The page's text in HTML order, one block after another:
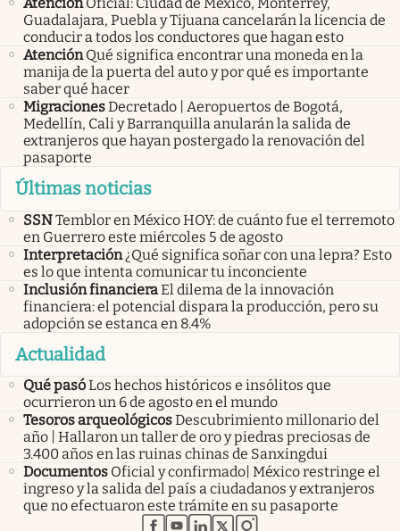
Guadalajara, Puebla y Tijuana cancelarán la licencia de
conducir a todos los conductores que hagan esto
Atención Qué significa encontrar una moneda en la
manija de la puerta del auto y por qué es importante
saber qué hacer
MigracionesDecretado | Aeropuertos de Bogotá,
Medellín, Cali y Barranquilla anularán la salida de
extranjeros que hayan postergado la renovación del
pasaporte
Últimas noticias
SSNTemblor en México HOY: de cuánto fue el terremoto
en Guerrero este miércoles 5 de agosto
Interpretación ¿Qué significa soñar con una lepra? Esto
es lo que intenta comunicar tu inconciente
Inclusión financieraEl dilema de la innovación
financiera: el potencial dispara la producción, pero su
adopción se estanca en 8.4%
Actualidad
Qué pasóLos hechos históricos e insólitos que
ocurrieron un 6 de agosto en el mundo
Tesoros arqueológicosDescubrimiento millonario del
año | Hallaron un taller de oro y piedras preciosas de
3.400 años en las ruinas chinas de Sanxingdui
Documentos Oficial y confirmado| México restringe el
ingreso y la salida del país a ciudadanos y extranjeros
que no efectuaron este trámite en su pasaporte
abre en nueva pestaña
abre en nueva pestaña
abre en nueva pestaña
abre en nueva pestaña
abre en nueva pestaña